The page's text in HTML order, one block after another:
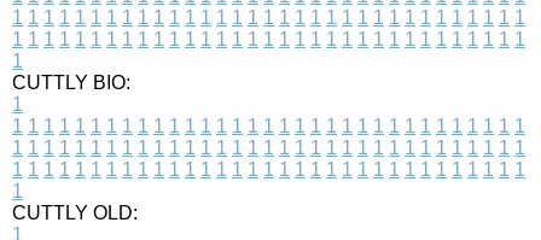
1 1 1 1 1 1 1 1 1 1 1 1 1 1 1 1 1 1 1 1 1 1 1 1 1 1 1 1 1 1 1 1 1
1 1 1 1 1 1 1 1 1 1 1 1 1 1 1 1 1 1 1 1 1 1 1 1 1 1 1 1 1 1 1 1 1
1
CUTTLY BIO:
1
1 1 1 1 1 1 1 1 1 1 1 1 1 1 1 1 1 1 1 1 1 1 1 1 1 1 1 1 1 1 1 1 1
1 1 1 1 1 1 1 1 1 1 1 1 1 1 1 1 1 1 1 1 1 1 1 1 1 1 1 1 1 1 1 1 1
1 1 1 1 1 1 1 1 1 1 1 1 1 1 1 1 1 1 1 1 1 1 1 1 1 1 1 1 1 1 1 1 1
1
CUTTLY OLD:
1